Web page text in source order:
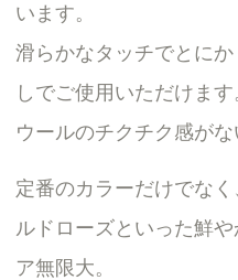
います。
滑らかなタッチでとに
しでご使用いただけます
ウールのチクチク感がな
定番のカラーだけでな
ルドローズといった鮮
ア無限大。